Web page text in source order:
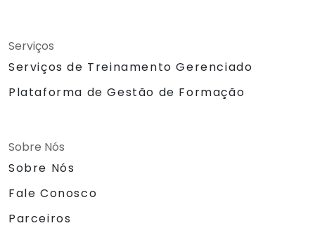
Serviços
Serviços de Treinamento Gerenciado
Plataforma de Gestão de Formação
Sobre Nós
Sobre Nós
Fale Conosco
Parceiros